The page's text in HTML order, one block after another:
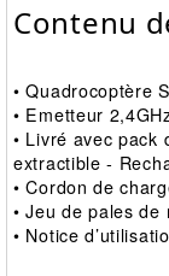
Contenu
• Quadrocoptère
• Emetteur
• Livré avec pack
extractible ‐
• Cordon de
• Jeu de pales de
• Notice